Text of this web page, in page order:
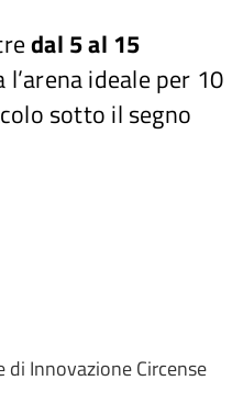
dal 5 al 15
ideale per 10
sotto il segno
di Innovazione Circense